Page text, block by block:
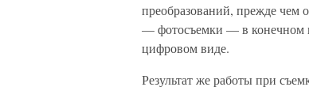
преобразований, прежде чем
— фотосъемки — в конечном
цифровом виде.
Результат же работы при